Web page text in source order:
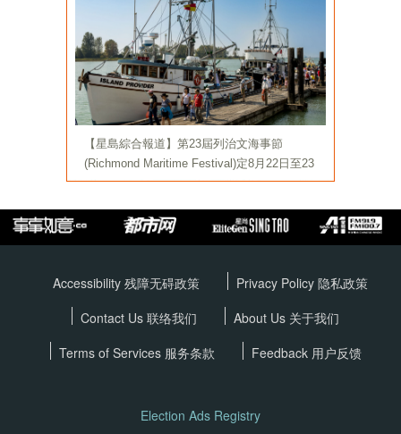
Accessibility 残障无碍政策 Privacy Policy 隐私政策
Contact Us 联络我们
About Us 关于我们
Terms of Services 服务条款 Feedback 用户反馈
Election Ads Registry